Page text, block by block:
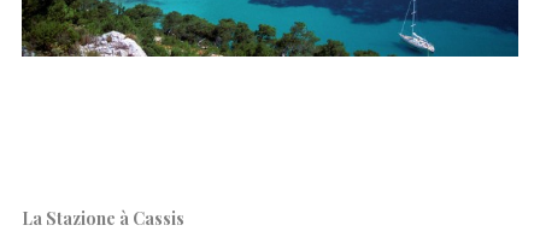
La Stazione à Cassis